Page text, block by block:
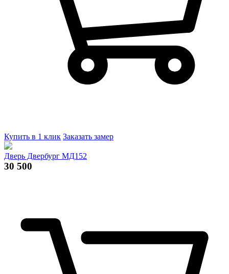
Купить в 1 клик Заказать замер
Дверь Двербург МД152
30 500